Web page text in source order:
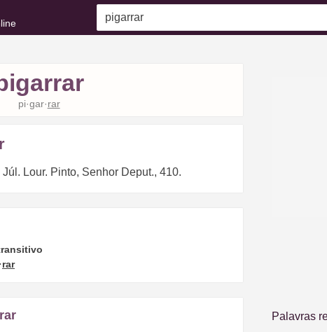
pi·gar·rar
Lour. Pinto, Senhor Deput., 410.
rar
Palavras